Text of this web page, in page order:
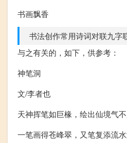
书画飘香
书法创作常用诗词对联九字
与之有关的，如下，供参考：
神笔洞
文/李者也
天神挥笔如巨椽，绘出仙境气不
一笔画得苍峰翠，又笔复添流水